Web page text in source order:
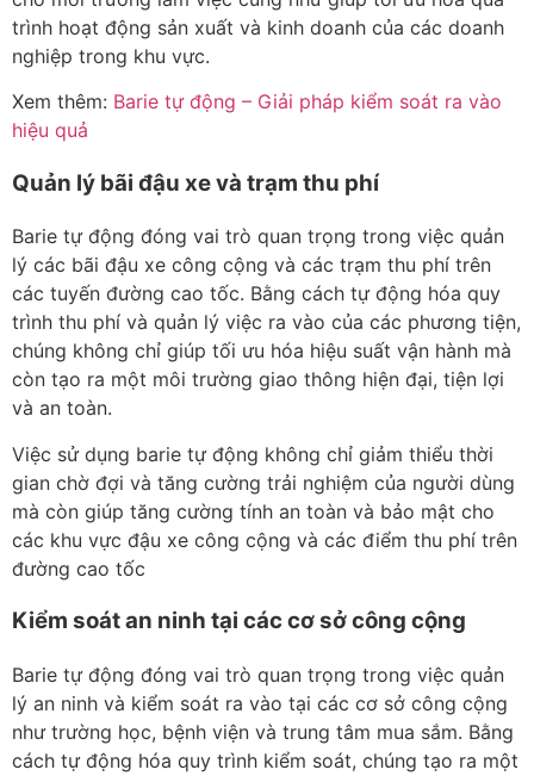
trình hoạt động sản xuất và kinh doanh của các doanh
nghiệp trong khu vực.
Xem thêm: Barie tự động – Giải pháp kiểm soát ra vào
hiệu quả
Quản lý bãi đậu xe và trạm thu phí
Barie tự động đóng vai trò quan trọng trong việc quản
lý các bãi đậu xe công cộng và các trạm thu phí trên
các tuyến đường cao tốc. Bằng cách tự động hóa quy
trình thu phí và quản lý việc ra vào của các phương tiện,
chúng không chỉ giúp tối ưu hóa hiệu suất vận hành mà
còn tạo ra một môi trường giao thông hiện đại, tiện lợi
và an toàn.
Việc sử dụng barie tự động không chỉ giảm thiểu thời
gian chờ đợi và tăng cường trải nghiệm của người dùng
mà còn giúp tăng cường tính an toàn và bảo mật cho
các khu vực đậu xe công cộng và các điểm thu phí trên
đường cao tốc
Kiểm soát an ninh tại các cơ sở công cộng
Barie tự động đóng vai trò quan trọng trong việc quản
lý an ninh và kiểm soát ra vào tại các cơ sở công cộng
như trường học, bệnh viện và trung tâm mua sắm. Bằng
cách tự động hóa quy trình kiểm soát, chúng tạo ra một